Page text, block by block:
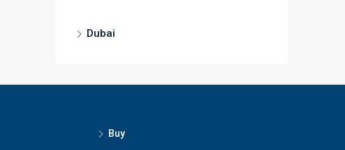
Dubai
Buy